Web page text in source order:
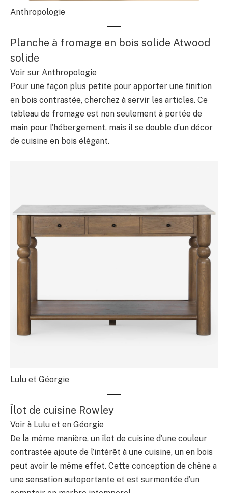
Anthropologie
Planche à fromage en bois solide Atwood
solide
Voir sur Anthropologie
Pour une façon plus petite pour apporter une finition
en bois contrastée, cherchez à servir les articles. Ce
tableau de fromage est non seulement à portée de
main pour l’hébergement, mais il se double d’un décor
de cuisine en bois élégant.
Lulu et Géorgie
Îlot de cuisine Rowley
Voir à Lulu et en Géorgie
De la même manière, un îlot de cuisine d’une couleur
contrastée ajoute de l’intérêt à une cuisine, un en bois
peut avoir le même effet. Cette conception de chêne a
une sensation autoportante et est surmontée d’un